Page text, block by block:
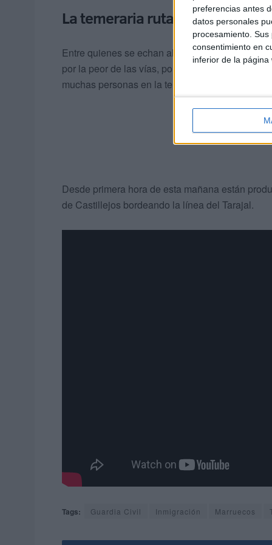
preferencias antes
datos personales
procesamiento.
consentimiento en
inferior de la página
La temeraria ruta de los
Entre quienes se echan al mar están menores
por la peor de las vías, por esa en la que
muchas personas en la temeraria ruta de los
Desde primera hora de esta mañana están
de Castillejos bordeando la línea del Tarajal.
Tags: Guardia Civil Inmigración Marruecos